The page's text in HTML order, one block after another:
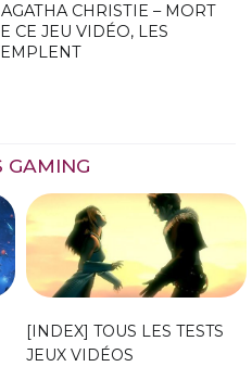
CHRISTIE – MORT
CE JEU VIDÉO, LES
GAMING
[INDEX] TOUS LES TESTS
JEUX VIDÉOS